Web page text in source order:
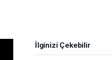
İlginizi Çekebilir